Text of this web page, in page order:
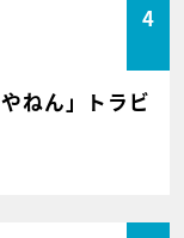
4
ねん」トラビ